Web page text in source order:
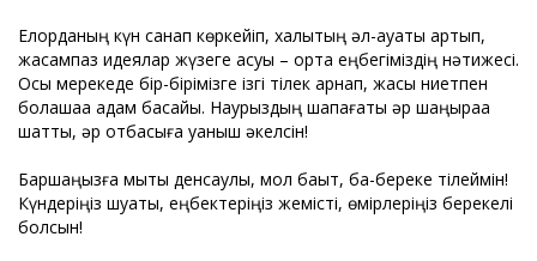
Елорданың күн санап көркейіп, халықтың әл-ауқаты артып,
жасампаз идеялар жүзеге асуы – ортақ еңбегіміздің нәтижесі.
Осы мерекеде бір-бірімізге ізгі тілек арнап, жақсы ниетпен
болашаққа қадам басайық. Наурыздың шапағаты әр шаңыраққа
шаттық, әр отбасыға қуаныш әкелсін!
Баршаңызға мықты денсаулық, мол бақыт, бақ-береке тілеймін!
Күндеріңіз шуақты, еңбектеріңіз жемісті, өмірлеріңіз берекелі
болсын!